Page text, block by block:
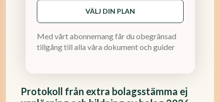
Protokoll från extra bolagsstämma ej
VÄLJ DIN PLAN
Med vårt abonnemang får du obegränsad
tillgång till alla våra dokument och guider